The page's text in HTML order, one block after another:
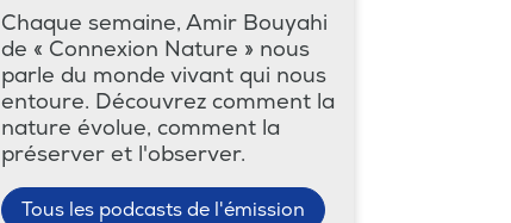
Chaque semaine, Amir Bouyahi
de « Connexion Nature » nous
parle du monde vivant qui nous
entoure. Découvrez comment la
nature évolue, comment la
préserver et l'observer.
Tous les podcasts de l'émission